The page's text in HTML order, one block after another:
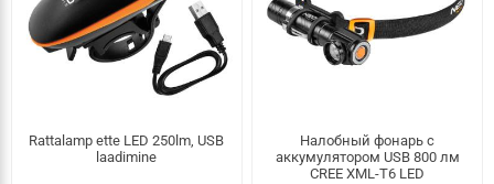
Rattalamp ette LED 250lm, USB
laadimine
Налобный фонарь с
аккумулятором USB 800 лм
CREE XML-T6 LED